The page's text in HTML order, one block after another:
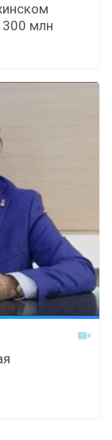
300 млн